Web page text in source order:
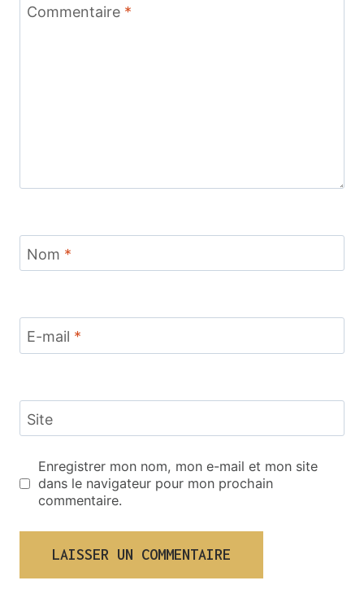
Commentaire *
Nom *
E-mail *
Site
Enregistrer mon nom, mon e-mail et mon site
dans le navigateur pour mon prochain
commentaire.